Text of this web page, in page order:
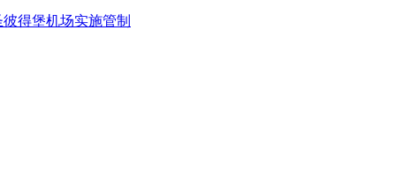
得堡机场实施管制